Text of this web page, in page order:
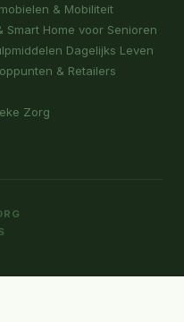
& Mobiliteit
Smart Home voor Senioren
Dagelijks Leven
& Retailers
Zorg